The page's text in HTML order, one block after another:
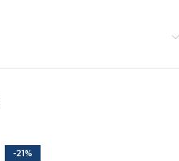
-21%